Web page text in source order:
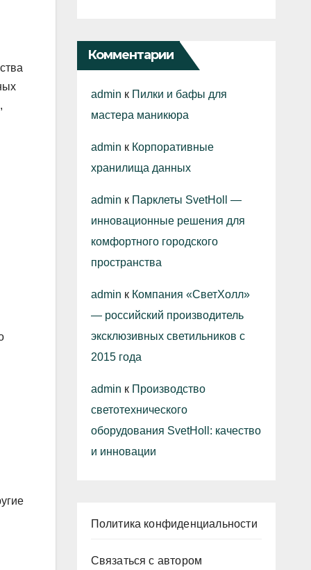
Комментарии
admin к Пилки и бафы для
мастера маникюра
admin к Корпоративные
хранилища данных
admin к Парклеты SvetHoll —
инновационные решения для
комфортного городского
пространства
admin к Компания «СветХолл»
— российский производитель
эксклюзивных светильников с
2015 года
admin к Производство
светотехнического
оборудования SvetHoll: качество
и инновации
Политика конфиденциальности
Связаться с автором